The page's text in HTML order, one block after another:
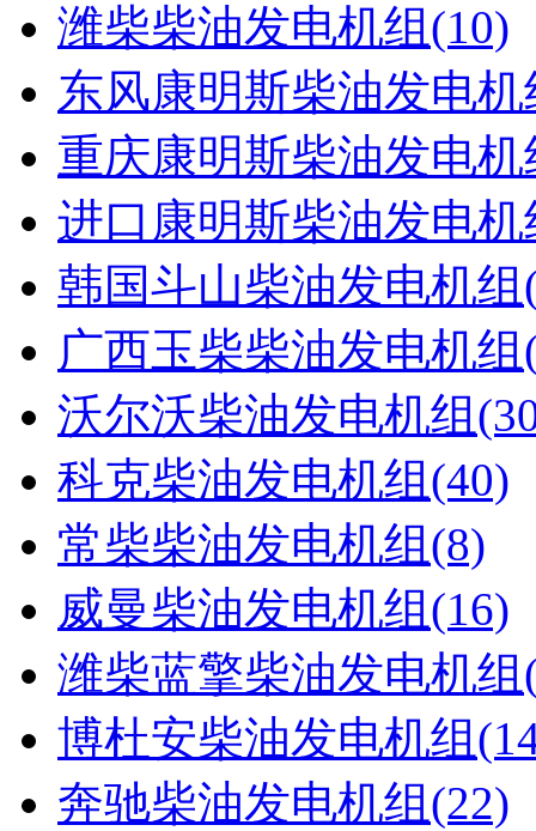
潍柴柴油发电机组(10)
东风康明斯柴油发电机
重庆康明斯柴油发电机
进口康明斯柴油发电机
韩国斗山柴油发电机组
广西玉柴柴油发电机组
沃尔沃柴油发电机组
科克柴油发电机组(40)
常柴柴油发电机组(8)
威曼柴油发电机组(16)
潍柴蓝擎柴油发电机组
博杜安柴油发电机组
奔驰柴油发电机组(22)